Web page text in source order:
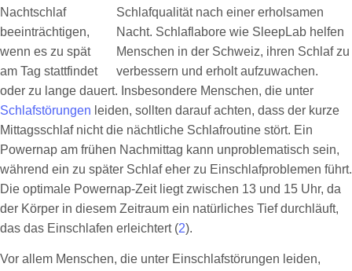
Nachtschlaf
beeinträchtigen,
wenn es zu spät
am Tag stattfindet
oder zu lange dauert. Insbesondere Menschen, die unter
Schlafstörungen leiden, sollten darauf achten, dass der kurze
Mittagsschlaf nicht die nächtliche Schlafroutine stört. Ein
Powernap am frühen Nachmittag kann unproblematisch sein,
während ein zu später Schlaf eher zu Einschlafproblemen führt.
Die optimale Powernap-Zeit liegt zwischen 13 und 15 Uhr, da
der Körper in diesem Zeitraum ein natürliches Tief durchläuft,
das das Einschlafen erleichtert (2).
Vor allem Menschen, die unter Einschlafstörungen leiden,